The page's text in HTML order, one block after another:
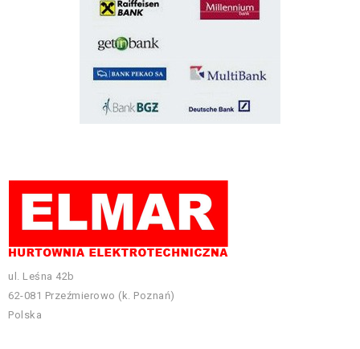
ul. Leśna 42b
62-081 Przeźmierowo (k. Poznań)
Polska